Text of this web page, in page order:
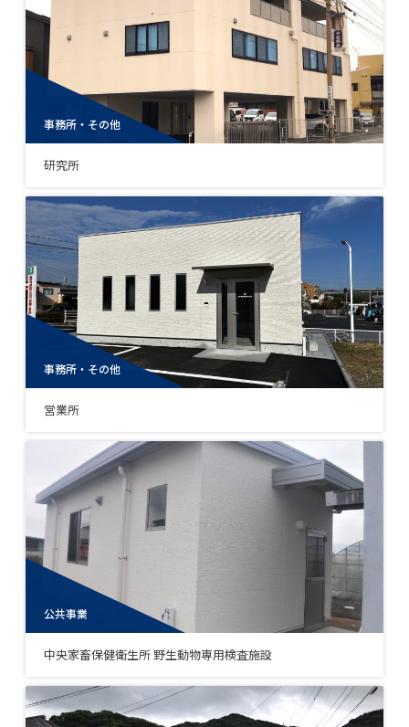
事務所・その他
研究所
事務所・その他
営業所
公共事業
中央家畜保健衛生所 野生動物専用検査施設